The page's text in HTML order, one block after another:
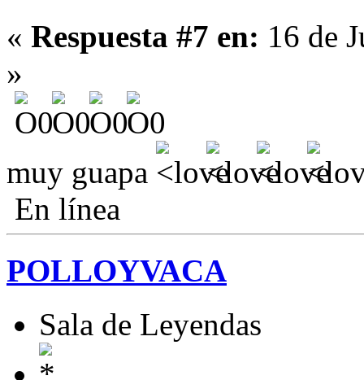
« Respuesta #7 en: 16 de
»
muy guapa
En línea
POLLOYVACA
Sala de Leyendas